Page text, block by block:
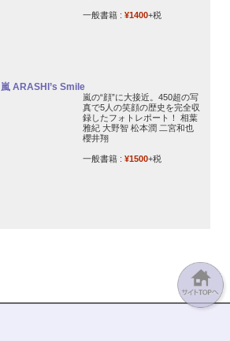
一般書籍 : ¥1400+税
嵐 ARASHI’s Smile
嵐の“顔”に大接近。450超の写
真で5人の笑顔の歴史を完全収
録したフォトレポート！ 相葉
雅紀 大野智 松本潤 二宮和也
櫻井翔
一般書籍 : ¥1500+税